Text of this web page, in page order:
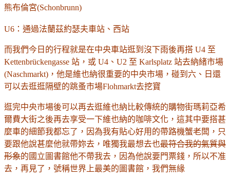
熊布倫宮(Schonbrunn)
U6：通過法蘭茲約瑟夫車站、西站
而我們今日的行程就是在中央車站逛到沒下雨後再搭 U4 至
Kettenbrückengasse 站，或 U4、U2 至 Karlsplatz 站去納緒市場
(Naschmarkt)，他是維也納很重要的中央市場，碰到六、日還
可以去逛逛隔壁的跳蚤市場Flohmarkt去挖寶
逛完中央市場後可以再去逛維也納比較傳統的購物街瑪莉亞希
爾費大街之後再去享受一下維也納的咖啡文化，這其中要搭甚
麼車的細節我都忘了，因為我有貼心好用的帶路機蟹老闆，只
要跟他說甚麼他就帶妳去，唯獨我最想去也最符合我的氣質與
形象的國立圖書館他不帶我去，因為他說要門票錢，所以不准
去，再見了，號稱世界上最美的圖書館，我們無緣